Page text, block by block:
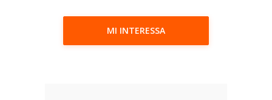
MI INTERESSA